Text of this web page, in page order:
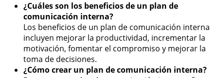
¿Cuáles son los beneficios de un plan de
comunicación interna?
Los beneficios de un plan de comunicación interna
incluyen mejorar la productividad, incrementar la
motivación, fomentar el compromiso y mejorar la
toma de decisiones.
¿Cómo crear un plan de comunicación interna?